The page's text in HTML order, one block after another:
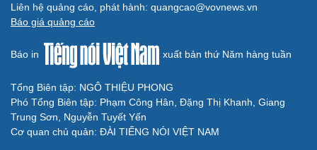
Liên hệ quảng cáo, phát hành: quangcao@vovnews.vn
Báo giá quảng cáo
Báo in xuất bản thứ Năm hàng tuần
Tổng Biên tập: NGÔ THIỆU PHONG
Phó Tổng Biên tập: Phạm Công Hân, Đặng Thị Khanh, Giang
Trung Sơn, Nguyễn Tuyết Yến
Cơ quan chủ quản: ĐÀI TIẾNG NÓI VIỆT NAM